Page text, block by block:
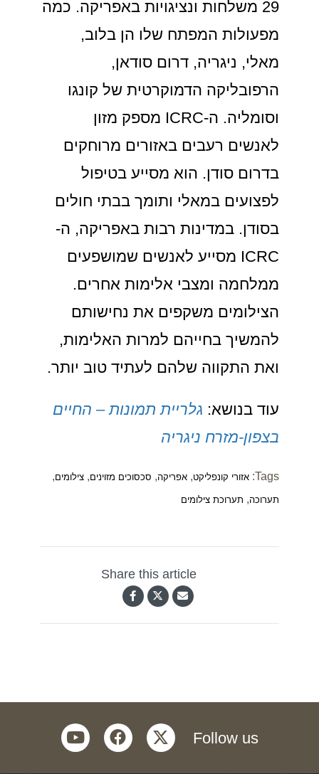
29 משלחות ונציגויות באפריקה. כמה
מפעולות המפתח שלו הן בלוב,
מאלי, ניגריה, דרום סודאן,
הרפובליקה הדמוקרטית של קונגו
וסומליה. ה-ICRC מספק מזון
לאנשים רעבים באזורים מרוחקים
בדרום סודן. הוא מסייע בטיפול
לפצועים במאלי ותומך בבתי חולים
בסודן. במדינות רבות באפריקה, ה-
ICRC מסייע לאנשים שמושפעים
ממלחמה ומצבי אלימות אחרים.
הצילומים משקפים את נחישותם
להמשיך בחייהם למרות האלימות,
ואת התקווה שלהם לעתיד טוב יותר.
עוד בנושא: גלריית תמונות – החיים
בצפון-מזרח ניגריה
Tags: אזורי קונפליקט, אפריקה, סכסוכים מזוינים, צילומים,
תערוכה, תערוכת צילומים
Share this article
Follow us
twitter
facebook
youtube